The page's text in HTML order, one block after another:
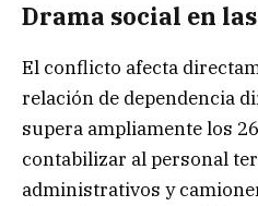
Drama social en
El conflicto afecta
relación de dependencia
supera ampliamente los
contabilizar al personal
administrativos y